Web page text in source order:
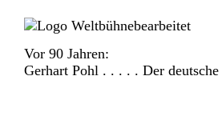
Vor 90 Jahren:
Gerhart Pohl . . . . . Der